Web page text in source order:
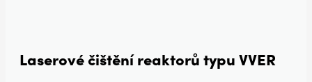
Laserové čištění reaktorů typu VVER